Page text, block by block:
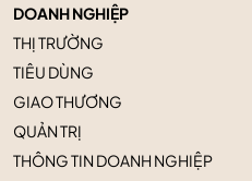
DOANH NGHIỆP
THỊ TRƯỜNG
TIÊU DÙNG
GIAO THƯƠNG
QUẢN TRỊ
THÔNG TIN DOANH NGHIỆP